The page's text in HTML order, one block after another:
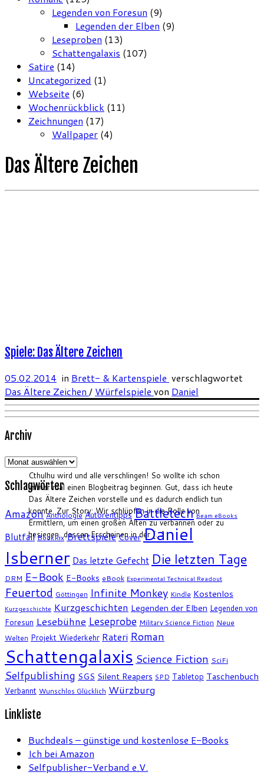
Legenden von Foresun (9)
Legenden der Elben (9)
Leseproben (13)
Schattengalaxis (107)
Satire (14)
Uncategorized (1)
Webseite (6)
Wochenrückblick (11)
Zeichnungen (17)
Wallpaper (4)
Das Ältere Zeichen
Cthulhu wird und alle verschlingen! So wollte ich schon
immer mal einen Blogbeitrag beginnen. Gut, dass ich heute
Das Ältere Zeichen vorstelle und es dadurch endlich tun
konnte. Zur Story: Wir schlüpfen in die Rolle von
Ermittlern, um einen großen Alten zu verbannen oder zu
besiegen, dessen Erscheinen in der […]
Spiele: Das Ältere Zeichen
05.02.2014 in Brett- & Kartenspiele verschlagwortet
Das Ältere Zeichen / Würfelspiele von Daniel
Archiv
Archiv
Schlagwörter
Amazon Anthologie Autorentipps Battletech Beam eBooks
Blutfall BookRix Brettspiele Cover Daniel
Isberner Das letzte Gefecht Die letzten Tage
DRM E-Book E-Books eBook Experimental Technical Readout
Feuertod Göttingen Infinite Monkey Kindle Kostenlos
Kurzgeschichte Kurzgeschichten Legenden der Elben Legenden von
Foresun Lesebühne Leseprobe Military Science Fiction Neue
Welten Projekt Wiederkehr Rateri Roman
Schattengalaxis Science Fiction SciFi
Selfpublishing SGS Silent Reapers SPD Tabletop Taschenbuch
Verbannt Wunschlos Glücklich Würzburg
Linkliste
Buchdeals – günstige und kostenlose E-Books
Ich bei Amazon
Selfpublisher-Verband e.V.